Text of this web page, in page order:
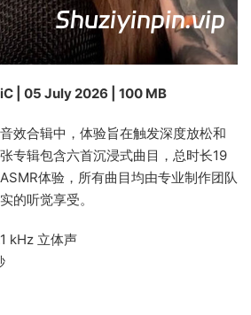
| 05 July 2026 | 100 MB
效合辑中，体验旨在触发深度放松和
专辑包含六首沉浸式曲目，总时长19
体验，所有曲目均由专业制作团队
的听觉享受。
kHz 立体声